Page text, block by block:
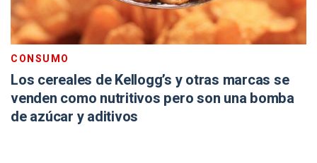
CONSUMO
Los cereales de Kellogg’s y otras marcas se
venden como nutritivos pero son una bomba
de azúcar y aditivos